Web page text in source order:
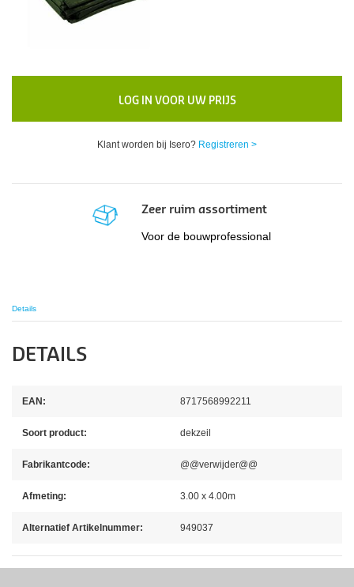
LOG IN VOOR UW PRIJS
Klant worden bij Isero? Registreren >
Zeer ruim assortiment
Voor de bouwprofessional
Details
DETAILS
EAN: 8717568992211
Soort product: dekzeil
Fabrikantcode: @@verwijder@@
Afmeting: 3.00 x 4.00m
Alternatief Artikelnummer: 949037